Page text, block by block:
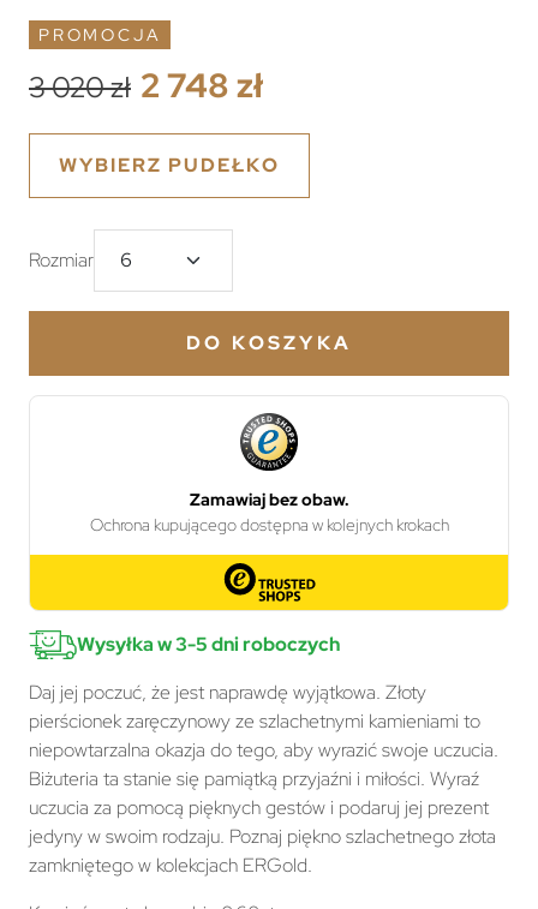
PROMOCJA
3 020 zł 2 748 zł
WYBIERZ PUDEŁKO
Rozmiar
DO KOSZYKA
Wysyłka w 3-5 dni roboczych
Daj jej poczuć, że jest naprawdę wyjątkowa. Złoty
pierścionek zaręczynowy ze szlachetnymi kamieniami to
niepowtarzalna okazja do tego, aby wyrazić swoje uczucia.
Biżuteria ta stanie się pamiątką przyjaźni i miłości. Wyraź
uczucia za pomocą pięknych gestów i podaruj jej prezent
jedyny w swoim rodzaju. Poznaj piękno szlachetnego złota
zamkniętego w kolekcjach ERGold.